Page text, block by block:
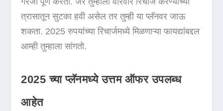
त्रासातून सुटका हवी असेल तर तुम्ही या प्लॅनवर जाऊ
शकता. 2025 रुपयांच्या रिचार्जमध्ये मिळणाऱ्या फायद्यांबद्दल
आम्ही तुम्हाला सांगतो.
2025 च्या प्लॅनमध्ये उत्तम ऑफर उपलब्ध
आहेत